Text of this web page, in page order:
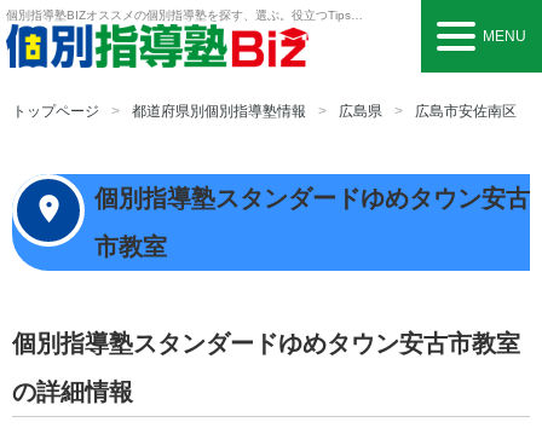
個別指導塾BIZオススメの個別指導塾を探す、選ぶ。役立つTipsも。
MENU
トップページ 都道府県別個別指導塾情報 広島県 広島市安佐南区
個別指導塾スタンダードゆめタウン安古
市教室
個別指導塾スタンダードゆめタウン安古市教室
の詳細情報